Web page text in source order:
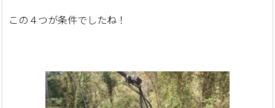
この４つが条件でしたね！